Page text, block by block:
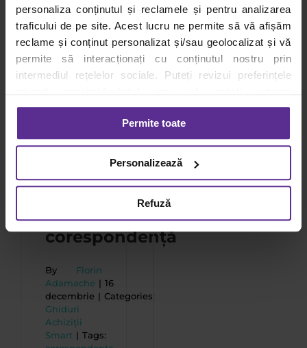
personaliza conținutul și reclamele și pentru analizarea
traficului de pe site. Acest lucru ne permite să vă afișăm
reclame și conținut personalizat și/sau geolocalizat și vă
permite să interacționați cu conținutul nostru prin
intermediul rețelelor sociale. Puteți revizui preferințele
consimțământul oricând, făcând click pe linkul către
setările dvs. de cookie-uri.
Pentru mai multe informații, vă rugăm să revizuiți politica
Permite toate
Personalizează
Refuză
Unde
se
scriu
și
expeditorul
pe
ghid
de
corespondență
By Florin
Adamache | 16
decembrie | Categories:
Ghiduri
Achiziții
Smart | Tags: